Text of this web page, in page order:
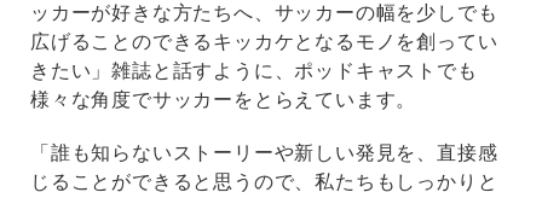
ッカーが好きな方たちへ、サッカーの幅を少しでも
広げることのできるキッカケとなるモノを創ってい
きたい」雑誌と話すように、ポッドキャストでも
様々な角度でサッカーをとらえています。
「誰も知らないストーリーや新しい発見を、直接感
じることができると思うので、私たちもしっかりと